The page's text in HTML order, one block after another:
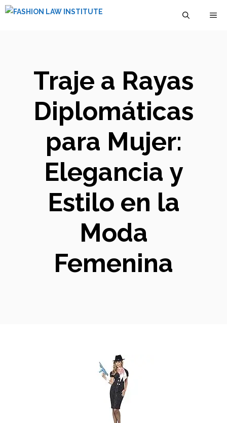
Saltar
Traje a Rayas
Diplomáticas
para Mujer:
Elegancia y
Estilo en la
Moda
Femenina